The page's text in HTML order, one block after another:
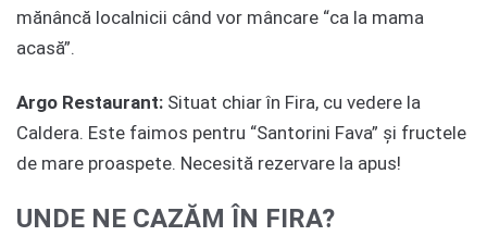
mănâncă localnicii când vor mâncare “ca la mama
acasă”.
Argo Restaurant: Situat chiar în Fira, cu vedere la
Caldera. Este faimos pentru “Santorini Fava” și fructele
de mare proaspete. Necesită rezervare la apus!
UNDE NE CAZĂM ÎN FIRA?